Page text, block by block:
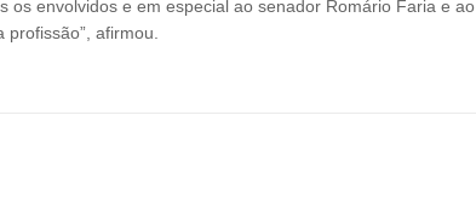
os envolvidos e em especial ao senador Romário Faria e ao
afirmou.